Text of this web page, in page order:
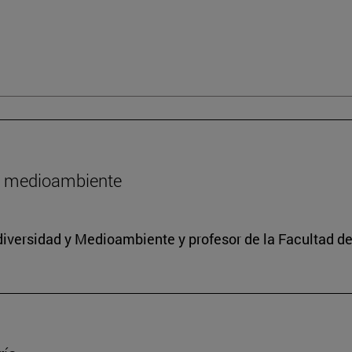
medioambiente
y Medioambiente y profesor de la Facultad